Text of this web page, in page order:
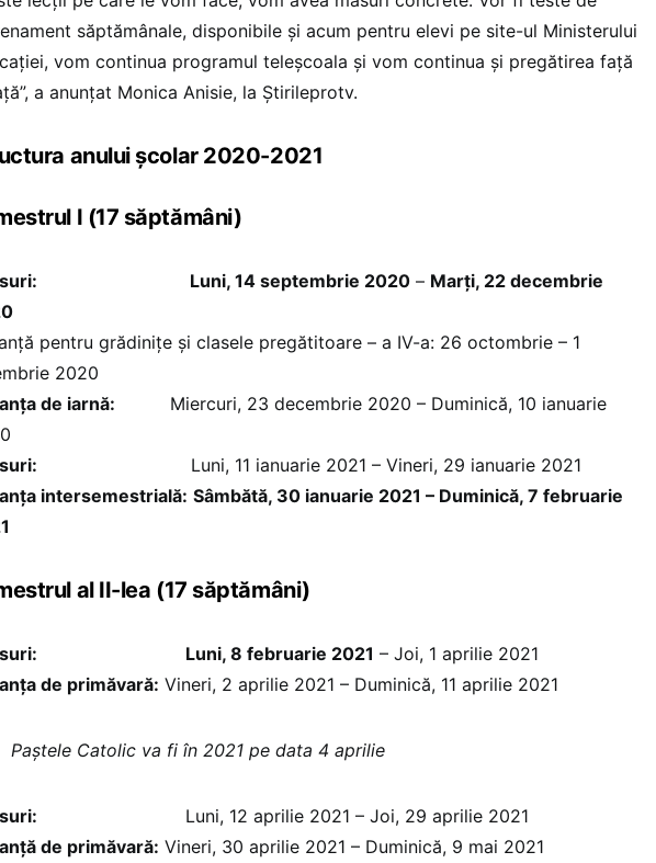
săptămânale, disponibile și acum pentru elevi pe site-ul Ministerului
vom continua programul teleșcoala și vom continua și pregătirea față
a anunțat Monica Anisie, la Știrileprotv.
anului școlar 2020-2021
I (17 săptămâni)
Luni, 14 septembrie 2020 – Marți, 22 decembrie
pentru grădinițe și clasele pregătitoare – a IV-a: 26 octombrie – 1
2020
de iarnă: Miercuri, 23 decembrie 2020 – Duminică, 10 ianuarie
Luni, 11 ianuarie 2021 – Vineri, 29 ianuarie 2021
intersemestrială: Sâmbătă, 30 ianuarie 2021 – Duminică, 7 februarie
al II-lea (17 săptămâni)
Luni, 8 februarie 2021 – Joi, 1 aprilie 2021
de primăvară: Vineri, 2 aprilie 2021 – Duminică, 11 aprilie 2021
Paștele Catolic va fi în 2021 pe data 4 aprilie
Luni, 12 aprilie 2021 – Joi, 29 aprilie 2021
de primăvară: Vineri, 30 aprilie 2021 – Duminică, 9 mai 2021